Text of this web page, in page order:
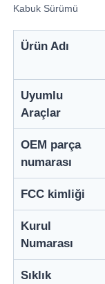
Kabuk Sürümü
Ürün Adı
Uyumlu
Araçlar
OEM parça
numarası
FCC kimliği
Kurul
Numarası
Sıklık